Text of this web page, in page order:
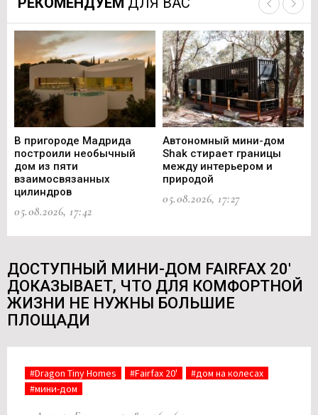
В пригороде Мадрида
построили необычный
дом из пяти
взаимосвязанных
цилиндров
05.08.2026, 17:42
Автономный мини-дом
Shak стирает границы
между интерьером и
природой
05.08.2026, 17:27
ДОСТУПНЫЙ МИНИ-ДОМ FAIRFAX 20'
ДОКАЗЫВАЕТ, ЧТО ДЛЯ КОМФОРТНОЙ
ЖИЗНИ НЕ НУЖНЫ БОЛЬШИЕ
ПЛОЩАДИ
#Dragon Tiny Homes #Fairfax 20'
#дом на колесах
#мини-дом